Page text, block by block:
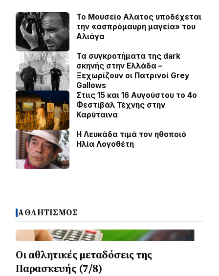
Το Μουσείο Αλατος υποδέχεται
την «ασπρόμαυρη μαγεία» του
Αλιάγα
Τα συγκροτήματα της dark
σκηνής στην Ελλάδα –
Ξεχωρίζουν οι Πατρινοί Grey
Gallows
Στιις 15 και 16 Αυγούστου το 4ο
Φεστιβάλ Τέχνης στην
Καρύταινα
Η Λευκάδα τιμά τον ηθοποιό
Ηλία Λογοθέτη
ΑΘΛΗΤΙΣΜΟΣ
Οι αθλητικές μεταδόσεις της
Παρασκευής (7/8)